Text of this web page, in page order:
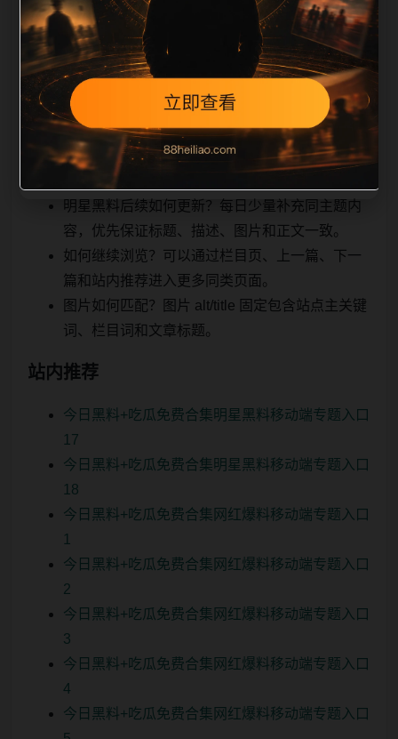
相关问题与推荐
真实用户顺着栏目继续浏览。同站连续更新时避免重复
标题和重复首段，优先补充不同关键词、不同栏目词和
不同问题角度。栏目页则保留清晰入口，方便后续专题
自动归集。发布后按真实浏览器复查首屏、图片、跳转
体验、相关推荐和加载速度。
明星黑料后续如何更新？每日少量补充同主题内
容，优先保证标题、描述、图片和正文一致。
如何继续浏览？可以通过栏目页、上一篇、下一
篇和站内推荐进入更多同类页面。
图片如何匹配？图片 alt/title 固定包含站点主关键
词、栏目词和文章标题。
站内推荐
今日黑料+吃瓜免费合集明星黑料移动端专题入口
17
今日黑料+吃瓜免费合集明星黑料移动端专题入口
18
今日黑料+吃瓜免费合集网红爆料移动端专题入口
1
今日黑料+吃瓜免费合集网红爆料移动端专题入口
2
今日黑料+吃瓜免费合集网红爆料移动端专题入口
3
今日黑料+吃瓜免费合集网红爆料移动端专题入口
4
今日黑料+吃瓜免费合集网红爆料移动端专题入口